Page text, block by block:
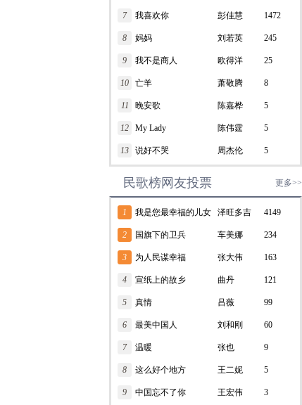
7 我喜欢你 彭佳慧 1472
8 妈妈 刘若英 245
9 我不是商人 欧得洋 25
10 亡羊 萧敬腾 8
11 晚安歌 陈嘉桦 5
12 My Lady 陈伟霆 5
13 说好不哭 周杰伦 5
民歌榜网友投票 更多>>
1 我是您最幸福的儿女 泽旺多吉 4149
2 国旗下的卫兵 车美娜 234
3 为人民谋幸福 张大伟 163
4 宣纸上的故乡 曲丹 121
5 真情 吕薇 99
6 最美中国人 刘和刚 60
7 温暖 张也 9
8 这么好个地方 王二妮 5
9 中国忘不了你 王宏伟 3